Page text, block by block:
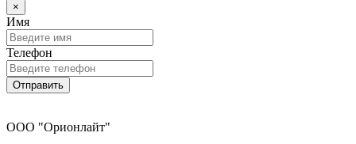
×
Имя
Телефон
Отправить
ООО "Орионлайт"